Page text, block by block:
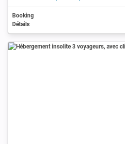
Booking
Détails